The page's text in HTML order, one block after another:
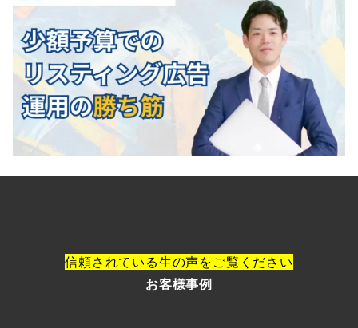
信頼されている生の声をご覧ください
お客様事例